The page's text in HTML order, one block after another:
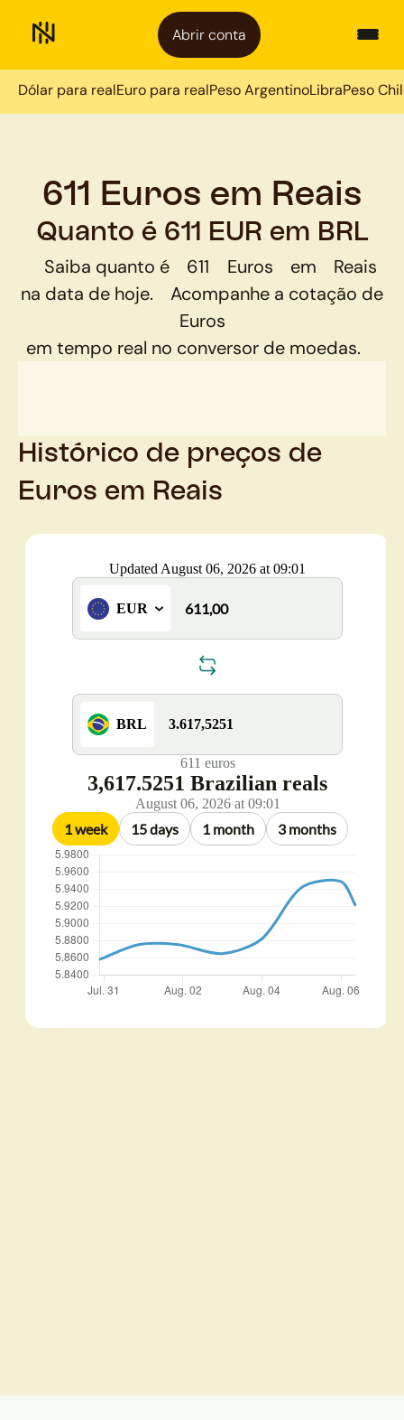
Abrir conta
Dólar para realEuro para realPeso ArgentinoLibraPeso
611 Euros em Reais
Quanto é 611 EUR em BRL
Saiba quanto é 611 Euros em
Reais
na data de hoje.
Acompanhe a cotação de
Euros
em tempo real no conversor de moedas.
Histórico de preços de
Euros em Reais